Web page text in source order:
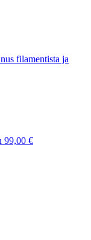
filamentista ja
99,00 €